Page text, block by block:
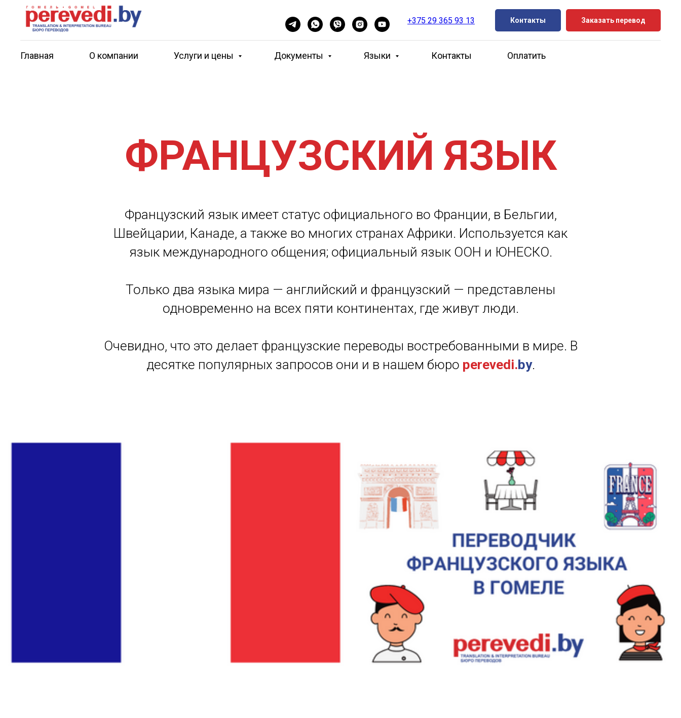
+375 29 365 93 13 Контакты Заказать перевод
Главная О компании Услуги и цены Документы Языки Контакты Оплатить
ФРАНЦУЗСКИЙ ЯЗЫК
Французский язык имеет статус официального во Франции, в Бельгии,
Швейцарии, Канаде, а также во многих странах Африки. Используется как
язык международного общения; официальный язык ООН и ЮНЕСКО.
Только два языка мира — английский и французский — представлены
одновременно на всех пяти континентах, где живут люди.
Очевидно, что это делает французские переводы востребованными в мире. В
десятке популярных запросов они и в нашем бюро perevedi.by.